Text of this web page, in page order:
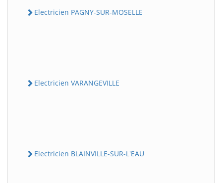
Electricien PAGNY-SUR-MOSELLE
Electricien VARANGEVILLE
Electricien BLAINVILLE-SUR-L'EAU